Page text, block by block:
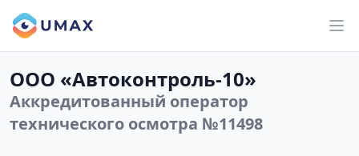
ООО «Автоконтроль-10»
Аккредитованный оператор
технического осмотра №11498